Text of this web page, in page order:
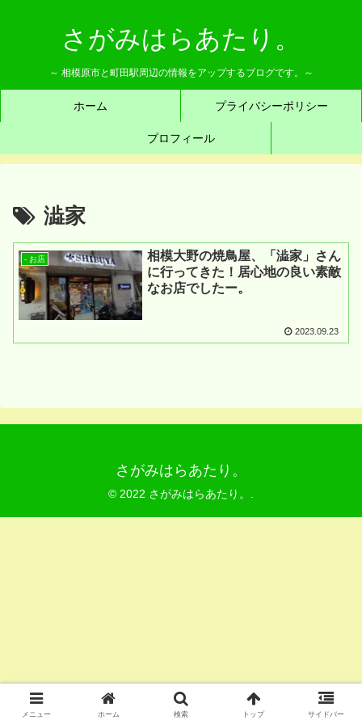
さがみはらあたり。
～ 相模原市と町田駅周辺の情報をアップするブログです。～
ホーム プライバシーポリシー
プロフィール
澁家
- お店
相模大野の焼鳥屋、「澁家」さん
に行ってきた！居心地の良い素敵
なお店でしたー。
2023.09.23
さがみはらあたり。
© 2022 さがみはらあたり。.
メニュー ホーム 検索 トップ サイドバー